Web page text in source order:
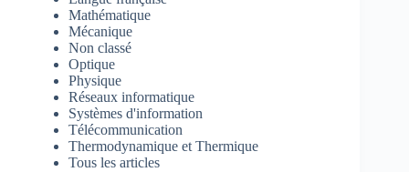
Mathématique
Mécanique
Non classé
Optique
Physique
Réseaux informatique
Systèmes d'information
Télécommunication
Thermodynamique et Thermique
Tous les articles